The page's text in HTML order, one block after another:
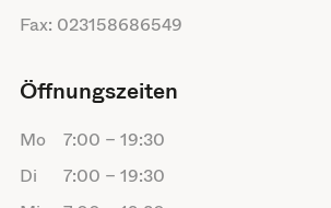
Fax: 023158686549
Öffnungszeiten
Mo 7:00 – 19:30
Di
7:00 – 19:30